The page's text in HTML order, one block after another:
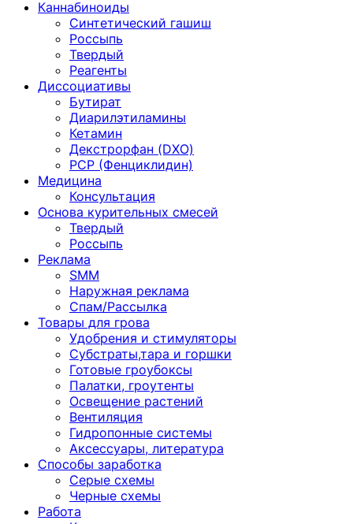
Каннабиноиды
Синтетический гашиш
Россыпь
Твердый
Реагенты
Диссоциативы
Бутират
Диарилэтиламины
Кетамин
Декстрорфан (DXO)
PCP (Фенциклидин)
Медицина
Консультация
Основа курительных смесей
Твердый
Россыпь
Реклама
SMM
Наружная реклама
Спам/Рассылка
Товары для грова
Удобрения и стимуляторы
Субстраты,тара и горшки
Готовые гроубоксы
Палатки, гроутенты
Освещение растений
Вентиляция
Гидропонные системы
Аксессуары, литература
Способы заработка
Серые схемы
Черные схемы
Работа